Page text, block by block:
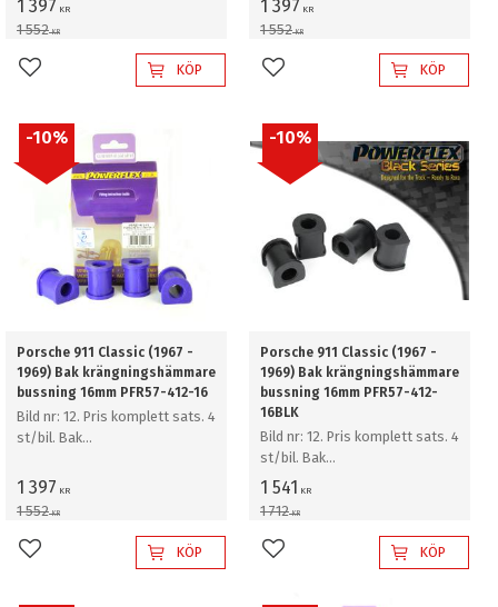
1 397 KR
1 552KR
Lägg till i favoriterKÖP
15mm
1 397 KR
1 552KR
Lägg till i favoriterKÖP
Porsche 911 Classic (1967 -
1969) Bak krängningshämmare
bussning 16mm PFR57-412-16
Bild nr: 12. Pris komplett sats. 4
st/bil. Bak
16mm
1 397 KR
1 552KR
10%
Lägg till i favoriterKÖP
Porsche 911 Classic (1967 -
1969) Bak krängningshämmare
bussning 16mm PFR57-412-
16BLK
Bild nr: 12. Pris komplett sats. 4
st/bil. Bak
krängningshämmare bussning
16mm
1 541 KR
1 712KR
10%
Lägg till i favoriterKÖP